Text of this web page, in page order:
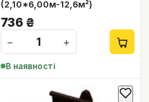
(2,10*6,00м-12,6м²)
736 ₴
−
+
В наявності